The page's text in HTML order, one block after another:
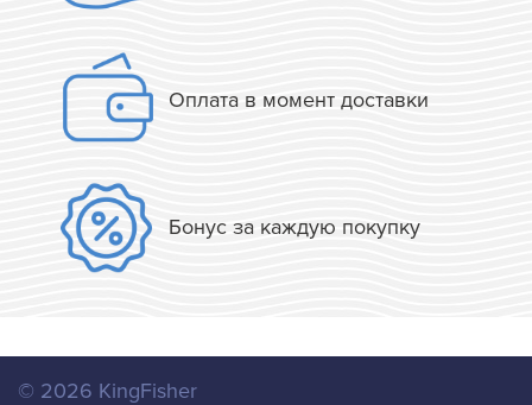
Оплата в момент доставки
Бонус за каждую покупку
© 2026 KingFisher